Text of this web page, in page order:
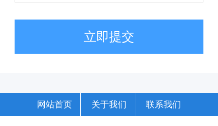
立即提交
网站首页 关于我们 联系我们